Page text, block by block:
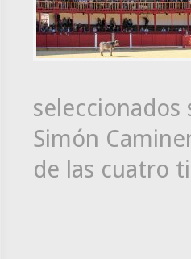
seleccionados
Simón
de las cuatro